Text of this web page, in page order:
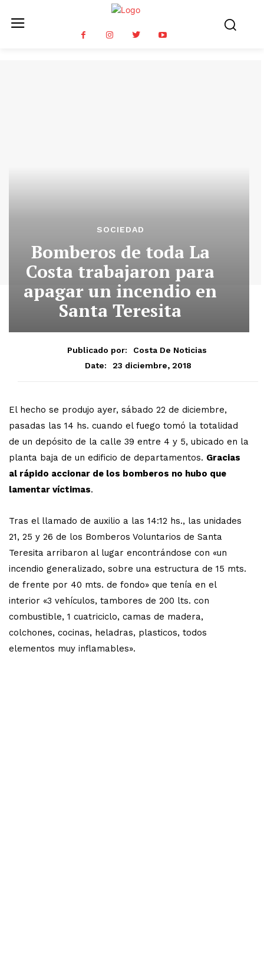
SOCIEDAD
Bomberos de toda La
Costa trabajaron para
apagar un incendio en
Santa Teresita
Publicado por:
Costa De Noticias
Date:
23 diciembre, 2018
El hecho se produjo ayer, sábado 22 de diciembre,
pasadas las 14 hs. cuando el fuego tomó la totalidad
de un depósito de la calle 39 entre 4 y 5, ubicado en la
planta baja de un edificio de departamentos. Gracias
al rápido accionar de los bomberos no hubo que
lamentar víctimas.
Tras el llamado de auxilio a las 14:12 hs., las unidades
21, 25 y 26 de los Bomberos Voluntarios de Santa
Teresita arribaron al lugar encontrándose con «un
incendio generalizado, sobre una estructura de 15 mts.
de frente por 40 mts. de fondo» que tenía en el
interior «3 vehículos, tambores de 200 lts. con
combustible, 1 cuatriciclo, camas de madera,
colchones, cocinas, heladras, plasticos, todos
elementos muy inflamables».